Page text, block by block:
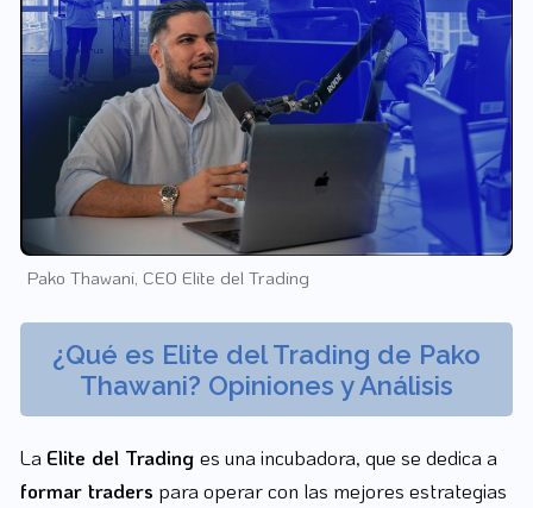
Pako Thawani, CEO Elite del Trading
¿Qué es Elite del Trading de Pako
Thawani? Opiniones y Análisis
La Elite del Trading es una incubadora, que se dedica a
formar traders para operar con las mejores estrategias